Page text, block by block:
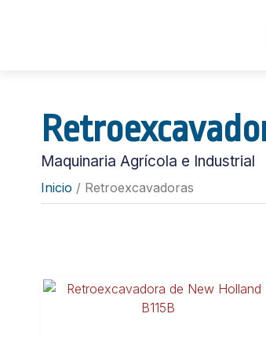
Maquinaria Agrícola e Industrial
Inicio / Retroexcavadoras